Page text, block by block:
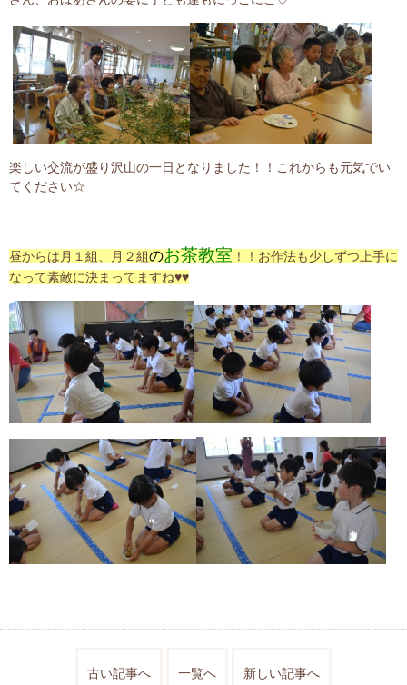
楽しい交流が盛り沢山の一日となりました！！これからも元気でい
てください☆
昼からは月１組、月２組のお茶教室 ！！お作法も少しずつ上手に
なって素敵に決まってますね♥♥
古い記事へ 一覧へ 新しい記事へ